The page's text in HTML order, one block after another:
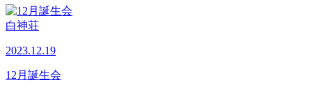
白神荘
2023.12.19
12月誕生会